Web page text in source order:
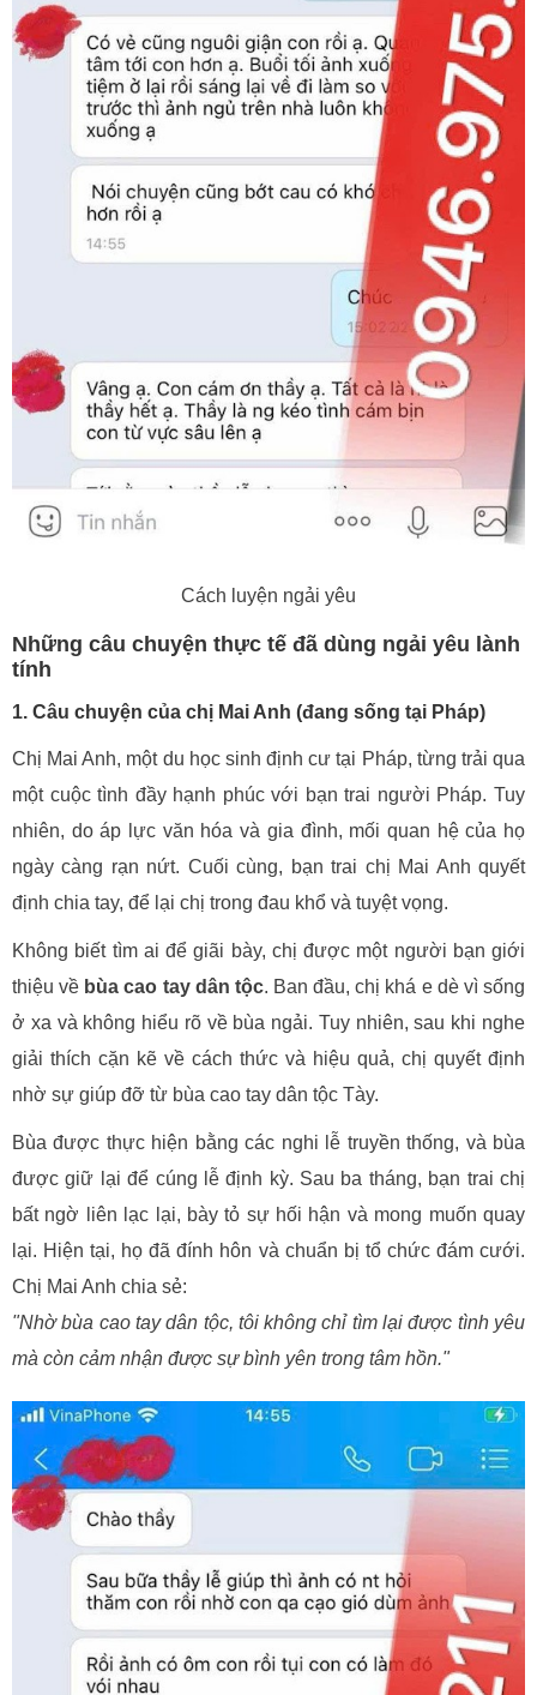
Cách luyện ngải yêu
Những câu chuyện thực tế đã dùng ngải yêu lành
tính
1. Câu chuyện của chị Mai Anh (đang sống tại Pháp)
Chị Mai Anh, một du học sinh định cư tại Pháp, từng trải qua
một cuộc tình đầy hạnh phúc với bạn trai người Pháp. Tuy
nhiên, do áp lực văn hóa và gia đình, mối quan hệ của họ
ngày càng rạn nứt. Cuối cùng, bạn trai chị Mai Anh quyết
định chia tay, để lại chị trong đau khổ và tuyệt vọng.
Không biết tìm ai để giãi bày, chị được một người bạn giới
thiệu về bùa cao tay dân tộc. Ban đầu, chị khá e dè vì sống
ở xa và không hiểu rõ về bùa ngải. Tuy nhiên, sau khi nghe
giải thích cặn kẽ về cách thức và hiệu quả, chị quyết định
nhờ sự giúp đỡ từ bùa cao tay dân tộc Tày.
Bùa được thực hiện bằng các nghi lễ truyền thống, và bùa
được giữ lại để cúng lễ định kỳ. Sau ba tháng, bạn trai chị
bất ngờ liên lạc lại, bày tỏ sự hối hận và mong muốn quay
lại. Hiện tại, họ đã đính hôn và chuẩn bị tổ chức đám cưới.
Chị Mai Anh chia sẻ:
"Nhờ bùa cao tay dân tộc, tôi không chỉ tìm lại được tình yêu
mà còn cảm nhận được sự bình yên trong tâm hồn."